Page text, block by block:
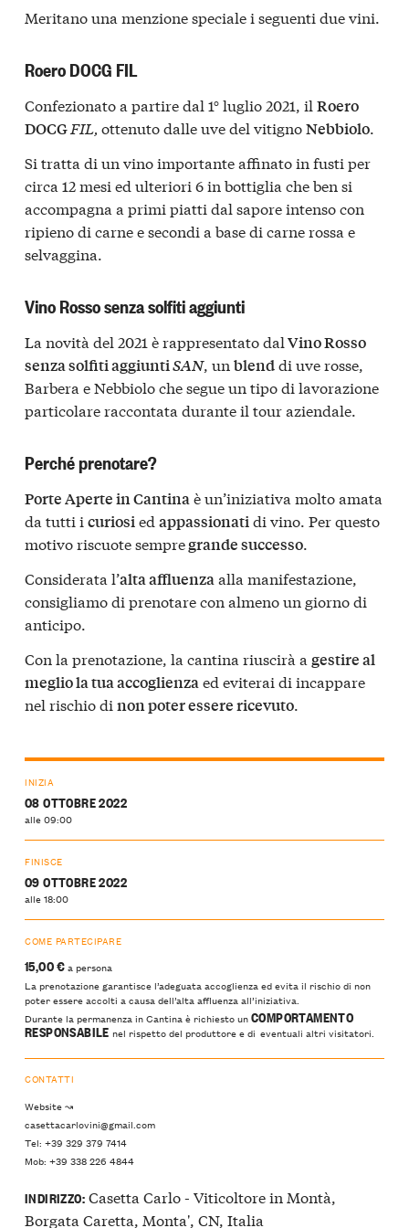
Meritano una menzione speciale i seguenti due vini.
Roero DOCG FIL
Confezionato a partire dal 1° luglio 2021, il Roero
DOCGFIL, ottenuto dalle uve del vitignoNebbiolo.
Si tratta di un vino importante affinato in fusti per
circa 12 mesi ed ulteriori 6 in bottiglia che ben si
accompagna a primi piatti dal sapore intenso con
ripieno di carne e secondi a base di carne rossa e
selvaggina.
Vino Rosso senza solfiti aggiunti
La novità del 2021 è rappresentato dalVino Rosso
senza solfiti aggiuntiSAN, un blenddi uve rosse,
Barbera e Nebbiolo che segue un tipo di lavorazione
particolare raccontata durante il tour aziendale.
Perché prenotare?
Porte Aperte in Cantinaè un’iniziativa molto amata
da tutti i curiosied appassionatidi vino. Per questo
motivo riscuote sempregrande successo.
Considerata l’alta affluenzaalla manifestazione,
consigliamo di prenotare con almeno un giorno di
anticipo.
Con la prenotazione, la cantina riuscirà a gestire al
meglio la tua accoglienza ed eviterai di incappare
nel rischio di non poter essere ricevuto
INIZIA
08 OTTOBRE 2022
alle 09:00
FINISCE
09 OTTOBRE 2022
alle 18:00
COME PARTECIPARE
15,00 €a persona
La prenotazione garantisce l’adeguata accoglienza ed evita il rischio di non
poter essere accolti a causa dell’alta affluenza all’iniziativa.
Durante la permanenza in Cantina è richiesto unCOMPORTAMENTO
RESPONSABILE nel rispetto del produttore e di eventuali altri visitatori.
CONTATTI
Website ↝
casettacarlovini@gmail.com
Tel: +39 329 379 7414
Mob: +39 338 226 4844
INDIRIZZO:Casetta Carlo - Viticoltore in Montà,
Borgata Caretta, Monta', CN, Italia